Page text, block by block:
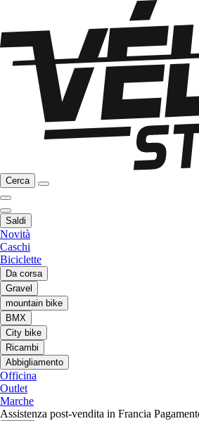
Cerca
Saldi
Novità
Caschi
Biciclette
Da corsa
Gravel
mountain bike
BMX
City bike
Ricambi
Abbigliamento
Officina
Outlet
Marche
Assistenza post-vendita in Francia